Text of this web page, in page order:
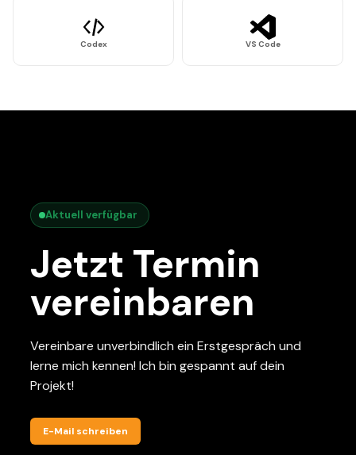
Codex VS Code
Aktuell verfügbar
Jetzt Termin
vereinbaren
Vereinbare unverbindlich ein Erstgespräch und
lerne mich kennen! Ich bin gespannt auf dein
Projekt!
E-Mail schreiben